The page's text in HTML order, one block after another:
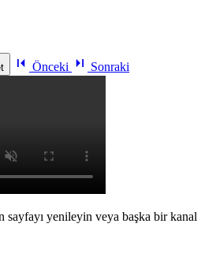
Önceki Sonraki
sayfayı yenileyin veya başka bir kanal